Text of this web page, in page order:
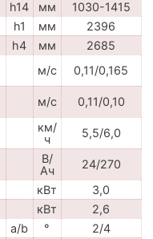
h14 мм
1030-1415
h1 мм
2396
h4 мм
2685
м/с
0,11/0,165
м/с
0,11/0,10
км/
ч
5,5/6,0
В/
Ач
24/270
кВт
3,0
кВт
2,6
a/b °
2/4